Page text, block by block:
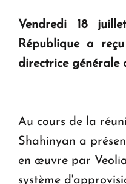
" Tant qu'il n'existe
question d'un
en Arménie
Vendredi 18
République a
directrice générale
Au cours de la
Shahinyan a
en œuvre par
système